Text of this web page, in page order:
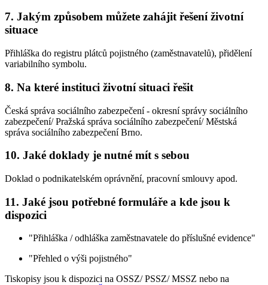
7. Jakým způsobem můžete zahájit řešení životní
situace
Přihláška do registru plátců pojistného (zaměstnavatelů), přidělení
variabilního symbolu.
8. Na které instituci životní situaci řešit
Česká správa sociálního zabezpečení - okresní správy sociálního
zabezpečení/ Pražská správa sociálního zabezpečení/ Městská
správa sociálního zabezpečení Brno.
10. Jaké doklady je nutné mít s sebou
Doklad o podnikatelském oprávnění, pracovní smlouvy apod.
11. Jaké jsou potřebné formuláře a kde jsou k
dispozici
"Přihláška / odhláška zaměstnavatele do příslušné evidence"
"Přehled o výši pojistného"
Tiskopisy jsou k dispozici na OSSZ/ PSSZ/ MSSZ nebo na